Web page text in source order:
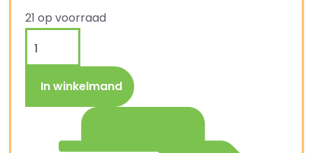
21 op voorraad
In winkelmand